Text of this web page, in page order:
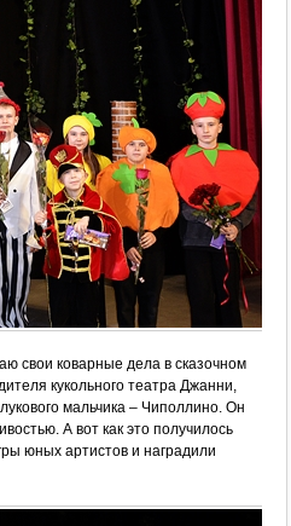
свои коварные дела в сказочном
кукольного театра Джанни,
мальчика – Чиполлино. Он
А вот как это получилось
юных артистов и наградили